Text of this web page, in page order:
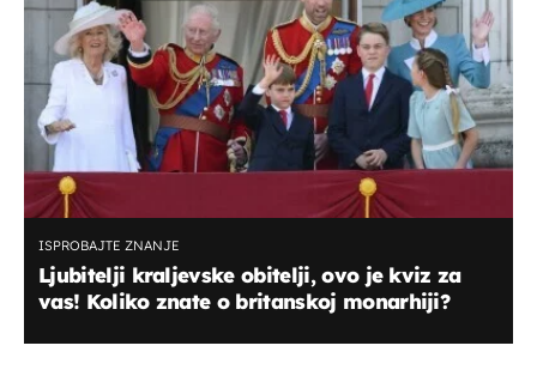
ISPROBAJTE ZNANJE
Ljubitelji kraljevske obitelji, ovo je kviz za
vas! Koliko znate o britanskoj monarhiji?